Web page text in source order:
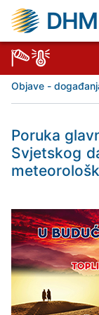
Objave -
Poruka
Svjetskog